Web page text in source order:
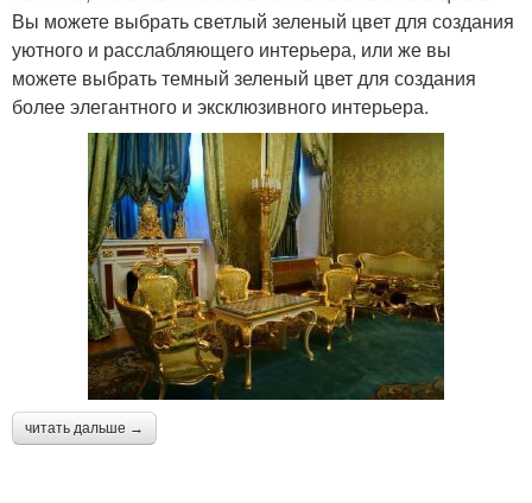
Вы можете выбрать светлый зеленый цвет для создания
уютного и расслабляющего интерьера, или же вы
можете выбрать темный зеленый цвет для создания
более элегантного и эксклюзивного интерьера.
читать дальше →